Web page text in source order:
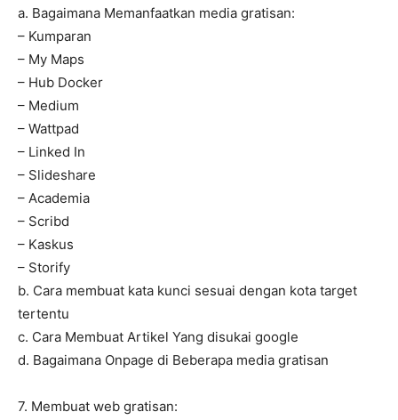
a. Bagaimana Memanfaatkan media gratisan:
– Kumparan
– My Maps
– Hub Docker
– Medium
– Wattpad
– Linked In
– Slideshare
– Academia
– Scribd
– Kaskus
– Storify
b. Cara membuat kata kunci sesuai dengan kota target
tertentu
c. Cara Membuat Artikel Yang disukai google
d. Bagaimana Onpage di Beberapa media gratisan
7. Membuat web gratisan: